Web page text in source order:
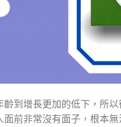
到增長更加的低下，所
前非常沒有面子，根本